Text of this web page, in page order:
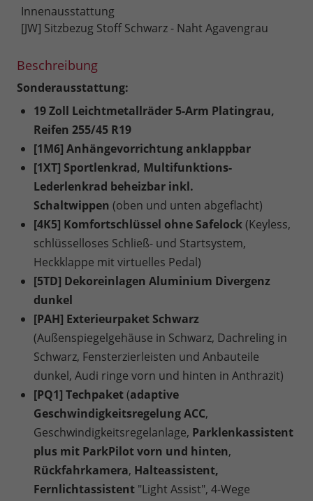
Innenausstattung
[JW] Sitzbezug Stoff Schwarz - Naht Agavengrau
Beschreibung
Sonderausstattung:
19 Zoll Leichtmetallräder 5-Arm Platingrau,
Reifen 255/45 R19
[1M6] Anhängevorrichtung anklappbar
[1XT] Sportlenkrad, Multifunktions-
Lederlenkrad beheizbar inkl.
Schaltwippen (oben und unten abgeflacht)
[4K5] Komfortschlüssel ohne Safelock(Keyless,
schlüsselloses Schließ- und Startsystem,
Heckklappe mit virtuelles Pedal)
[5TD] Dekoreinlagen Aluminium Divergenz
dunkel
[PAH] Exterieurpaket Schwarz
(Außenspiegelgehäuse in Schwarz, Dachreling in
Schwarz, Fensterzierleisten und Anbauteile
dunkel, Audi ringe vorn und hinten in Anthrazit)
[PQ1] Techpaket(adaptive
Geschwindigkeitsregelung ACC,
Geschwindigkeitsregelanlage, Parklenkassistent
plus mit ParkPilot vorn und hinten,
Rückfahrkamera, Halteassistent,
Fernlichtassistent "Light Assist", 4-Wege